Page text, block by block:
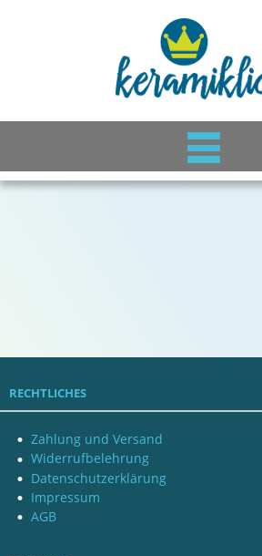
RECHTLICHES
Zahlung und Versand
Widerrufbelehrung
Datenschutzerklärung
Impressum
AGB